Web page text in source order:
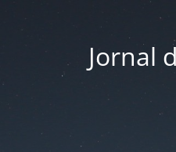
Jornal